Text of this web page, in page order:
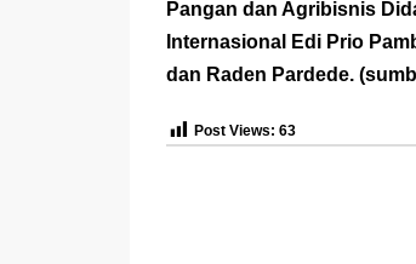
Pangan dan Agribisnis
Internasional Edi Prio
dan Raden Pardede. (
Post Views: 63